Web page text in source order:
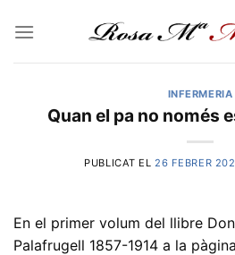
INFERMERIA
Quan el pa no només
PUBLICAT EL 26 FEBRER
En el primer volum del llibre
Palafrugell 1857-1914 a la